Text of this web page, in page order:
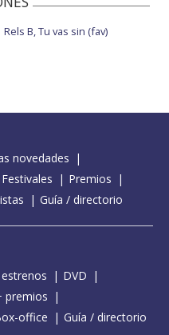
Rels B, Tu vas sin (fav)
novedades
Festivales
Premios
Guía / directorio
DVD
premios
office Guía / directorio